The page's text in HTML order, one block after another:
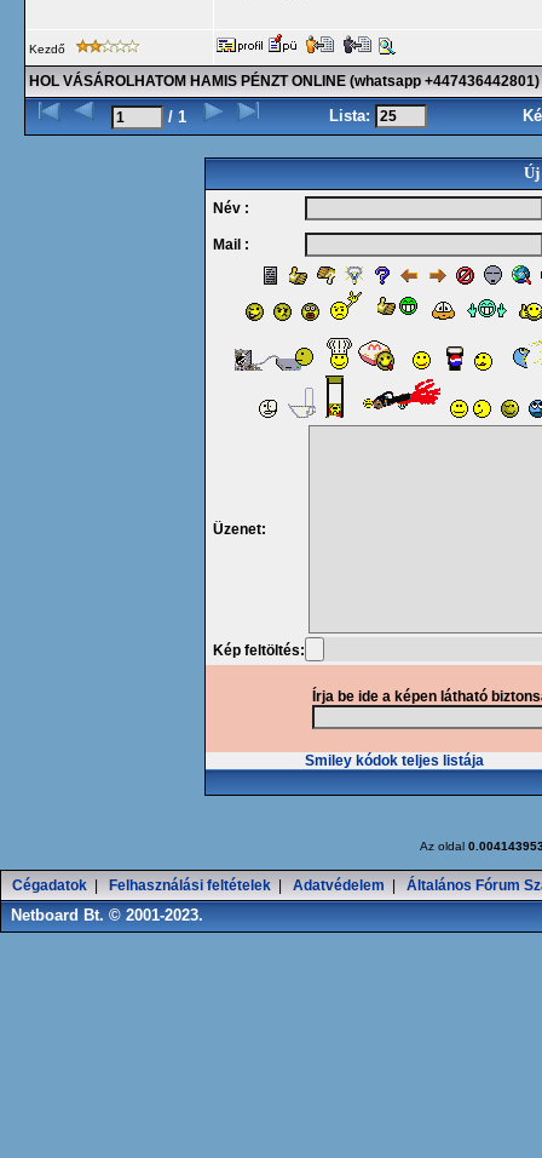
Kezdő
HOL VÁSÁROLHATOM HAMIS PÉNZT ONLINE (whatsapp +447436442801)
/ 1 Lista:
Új
Név :
Mail :
Üzenet:
Kép feltöltés:
Írja be ide a képen látható
Smiley kódok teljes listája
Az oldal
Cégadatok Felhasználási feltételek Adatvédelem Általános Fórum
Netboard Bt. © 2001-2023.